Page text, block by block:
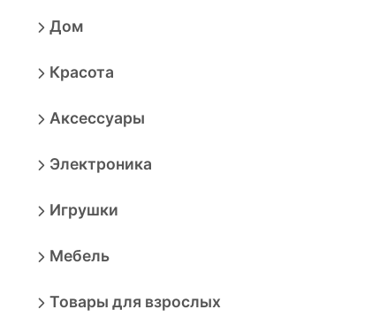
Дом
Красота
Аксессуары
Электроника
Игрушки
Мебель
Товары для взрослых